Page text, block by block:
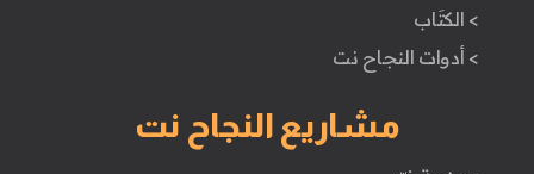
> الكتَاب
> أدوات النجاح نت
مشاريع النجاح نت